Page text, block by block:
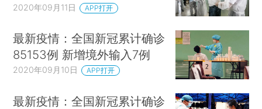
2020年09月11日 APP打开
最新疫情：全国新冠累计确诊
85153例 新增境外输入7例
2020年09月10日 APP打开
最新疫情：全国新冠累计确诊